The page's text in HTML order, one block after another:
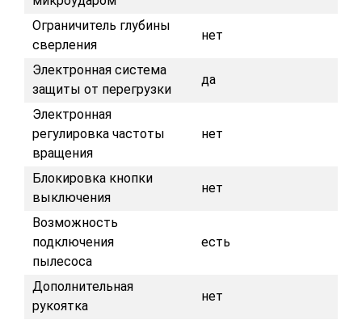
Ограничитель глубины
сверления
нет
Электронная система
защиты от перегрузки
да
Электронная
регулировка частоты
вращения
нет
Блокировка кнопки
выключения
нет
Возможность
подключения
пылесоса
есть
Дополнительная
рукоятка
нет